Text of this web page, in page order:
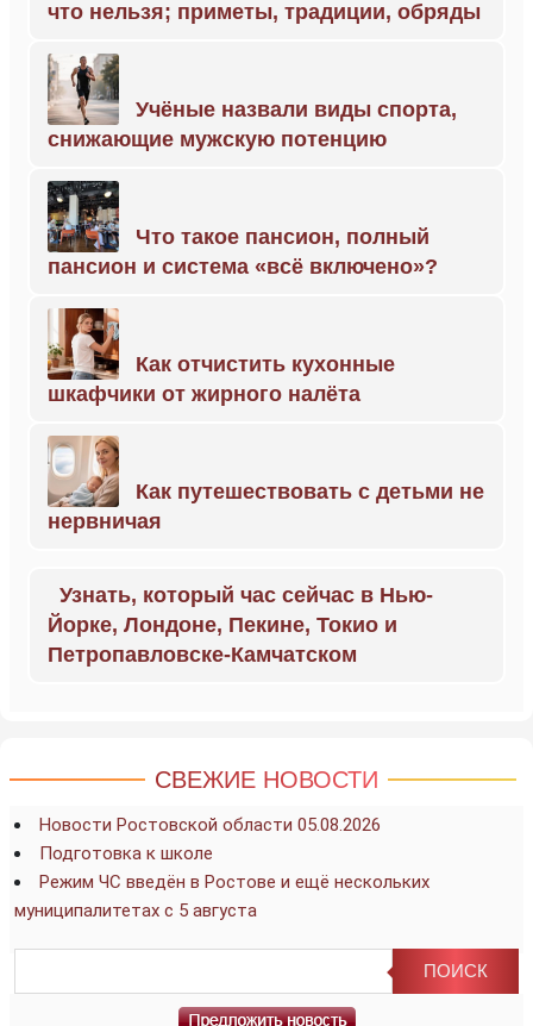
что нельзя; приметы, традиции, обряды
Учёные назвали виды спорта,
снижающие мужскую потенцию
Что такое пансион, полный
пансион и система «всё включено»?
Как отчистить кухонные
шкафчики от жирного налёта
Как путешествовать с детьми не
нервничая
Узнать, который час сейчас в Нью-
Йорке, Лондоне, Пекине, Токио и
Петропавловске-Камчатском
СВЕЖИЕ НОВОСТИ
Новости Ростовской области 05.08.2026
Подготовка к школе
Режим ЧС введён в Ростове и ещё нескольких
муниципалитетах с 5 августа